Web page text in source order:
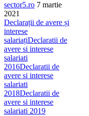
sector5.ro 7 martie
2021
Declarații de avere și
interese
salariațiDeclaratii de
avere si interese
salariati
2016Declaratii de
avere si interese
salariati
2018Declaratii de
avere si interese
salariati 2019